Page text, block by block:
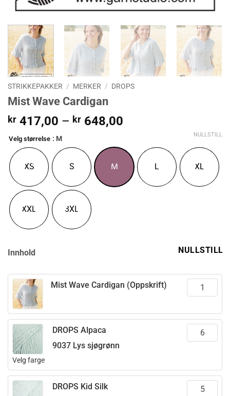
STRIKKEPAKKER / MERKER / DROPS
Mist Wave Cardigan
kr 417,00 – kr 648,00
til
kr 648,00
Velg størrelse : M
XS S M L XL
XXL 3XL
NULLSTILL
Innhold NULLSTILL
Mist Wave Cardigan (Oppskrift)
Velg farge
DROPS Alpaca
9037 Lys sjøgrønn
DROPS Kid Silk